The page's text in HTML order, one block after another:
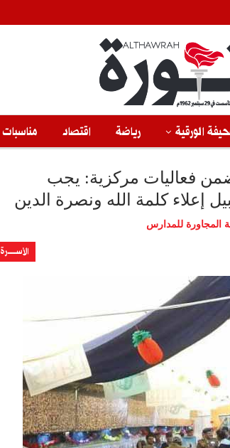
الورقية رياضة اقتصاد مناسبات
فعاليات مركزية: يجب
إعلاء كلمة الله ونصرة الدين
المجاورة للمدارس
الأســــــرة